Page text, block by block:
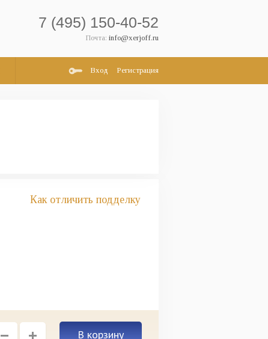
7 (495) 150-40-52
Почта: info@xerjoff.ru
Вход Регистрация
Как отличить подделку